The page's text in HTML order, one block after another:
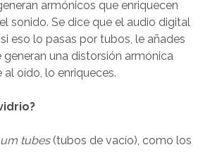
armónicos que enriquecen
sonido. Se dice que el audio digital
eso lo pasas por tubos, le añades
una distorsión armónica
oído, lo enriqueces.
tubes (tubos de vacío), como los